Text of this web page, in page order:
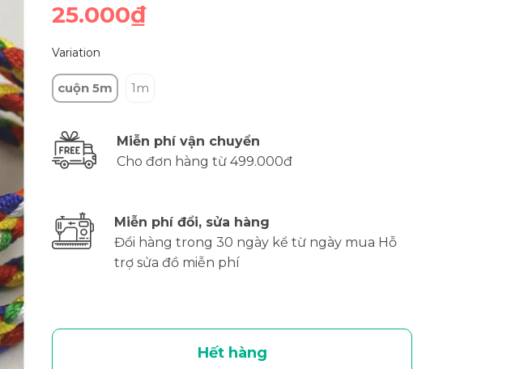
25.000₫
Variation
cuộn 5m 1m
Miễn phí vận chuyển
Cho đơn hàng từ 499.000đ
Miễn phí đổi, sửa hàng
Đổi hàng trong 30 ngày kể từ ngày mua Hỗ
trợ sửa đồ miễn phí
Hết hàng